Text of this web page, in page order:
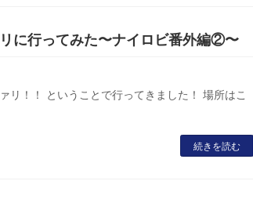
に行ってみた〜ナイロビ番外編②〜
リ！！ ということで行ってきました！ 場所はこ
続きを読む